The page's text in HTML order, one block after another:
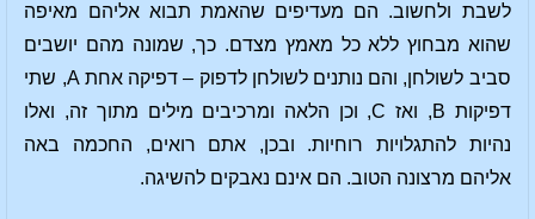
לשבת ולחשוב. הם מעדיפים שהאמת תבוא אליהם מאיפה
שהוא מבחוץ ללא כל מאמץ מצדם. כך, שמונה מהם יושבים
סביב לשולחן, והם נותנים לשולחן לדפוק – דפיקה אחת A, שתי
דפיקות B, ואז C, וכן הלאה ומרכיבים מילים מתוך זה, ואלו
נהיות להתגלויות רוחיות. ובכן, אתם רואים, החכמה באה
אליהם מרצונה הטוב. הם אינם נאבקים להשיגה.